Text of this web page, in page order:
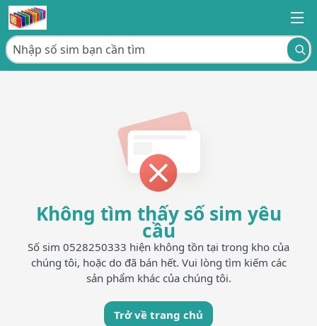
Không tìm thấy số sim yêu
cầu
Số sim 0528250333 hiện không tồn tại trong kho của
chúng tôi, hoặc do đã bán hết. Vui lòng tìm kiếm các
sản phẩm khác của chúng tôi.
Trở về trang chủ